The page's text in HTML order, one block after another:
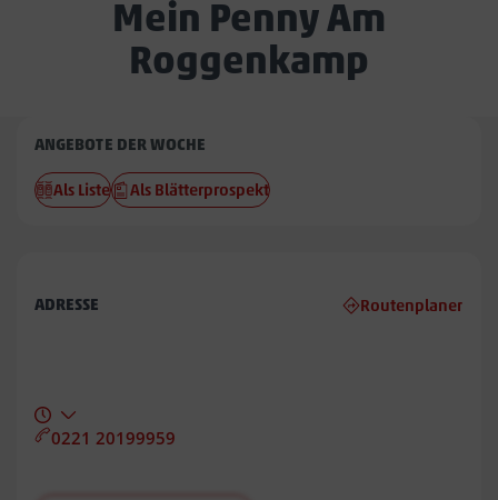
Mein Penny Am
Roggenkamp
Penny
Am
Roggenkamp
ANGEBOTE DER WOCHE
Als Liste Als Blätterprospekt
ADRESSE Routenplaner
0221 20199959